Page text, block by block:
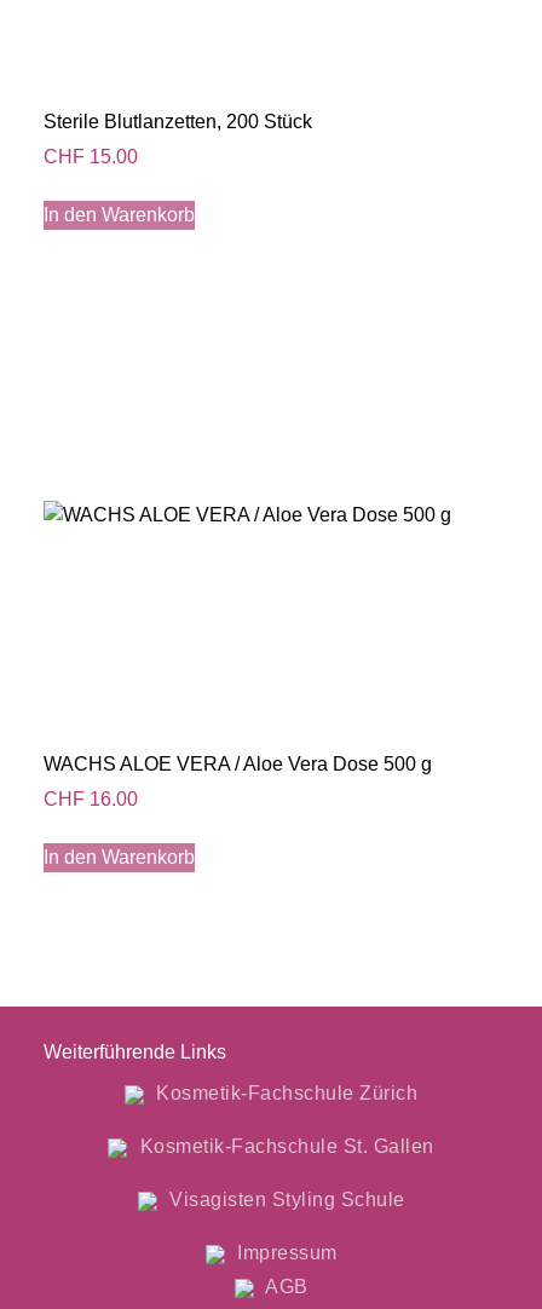
Sterile Blutlanzetten, 200 Stück
CHF 15.00
In den Warenkorb
WACHS ALOE VERA / Aloe Vera Dose 500 g
CHF 16.00
In den Warenkorb
Weiterführende Links
Kosmetik-Fachschule Zürich
Kosmetik-Fachschule St. Gallen
Visagisten Styling Schule
Impressum
AGB